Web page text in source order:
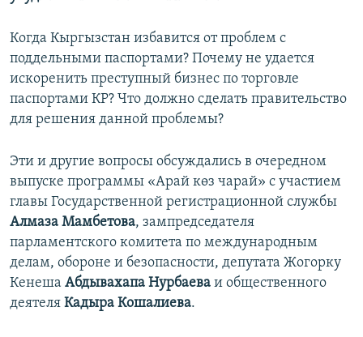
Когда Кыргызстан избавится от проблем с
поддельными паспортами? Почему не удается
искоренить преступный бизнес по торговле
паспортами КР? Что должно сделать правительство
для решения данной проблемы?
Эти и другие вопросы обсуждались в очередном
выпуске программы «Арай көз чарай» с участием
главы Государственной регистрационной службы
Алмаза Мамбетова, зампредседателя
парламентского комитета по международным
делам, обороне и безопасности, депутата Жогорку
Кенеша Абдывахапа Нурбаева и общественного
деятеля Кадыра Кошалиева.